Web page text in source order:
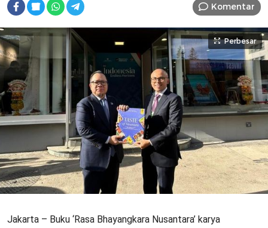
Komentar
Perbesar
Jakarta – Buku ‘Rasa Bhayangkara Nusantara’ karya